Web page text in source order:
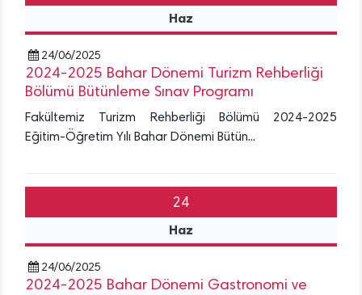
Haz
24/06/2025
2024-2025 Bahar Dönemi Turizm Rehberliği
Bölümü Bütünleme Sınav Programı
Fakültemiz Turizm Rehberliği Bölümü 2024-2025
Eğitim-Öğretim Yılı Bahar Dönemi Bütün...
24
Haz
24/06/2025
2024-2025 Bahar Dönemi Gastronomi ve